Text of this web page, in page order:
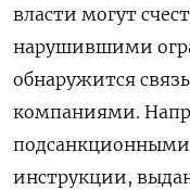
власти могут
нарушившими
обнаружится
компаниями.
инструкции,